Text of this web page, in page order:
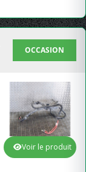
OCCASION
Voir le produit